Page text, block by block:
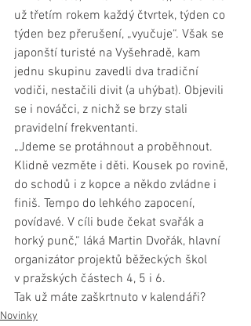
už třetím rokem každý čtvrtek, týden co
týden bez přerušení, „vyučuje“. Však se
japonští turisté na Vyšehradě, kam
jednu skupinu zavedli dva tradiční
vodiči, nestačili divit (a uhýbat). Objevili
se i nováčci, z nichž se brzy stali
pravidelní frekventanti.
„Jdeme se protáhnout a proběhnout.
Klidně vezměte i děti. Kousek po rovině,
do schodů i z kopce a někdo zvládne i
finiš. Tempo do lehkého zapocení,
povídavé. V cíli bude čekat svařák a
horký punč,“ láká Martin Dvořák, hlavní
organizátor projektů běžeckých škol
v pražských částech 4, 5 i 6.
Tak už máte zaškrtnuto v kalendáři?
Novinky